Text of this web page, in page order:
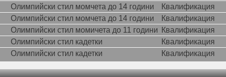
Олимпийски стил момчета до 14 години
Квалификация
Олимпийски стил момчета до 14 години
Квалификация
Олимпийски стил момичета до 11 години
Квалификация
Олимпийски стил кадетки
Квалификация
Олимпийски стил кадетки Квалификация